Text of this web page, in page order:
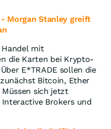
Morgan Stanley greift
mit
die Karten bei Krypto-
E*TRADE sollen die
Bitcoin, Ether
sich jetzt
Brokers und